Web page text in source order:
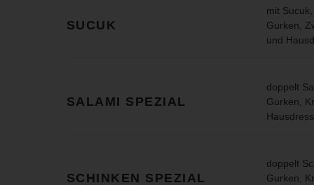
SUCUK
mit
Gurken,
und
SALAMI SPEZIAL
doppelt
Gurken,
SCHINKEN SPEZIAL
doppelt
Gurken,